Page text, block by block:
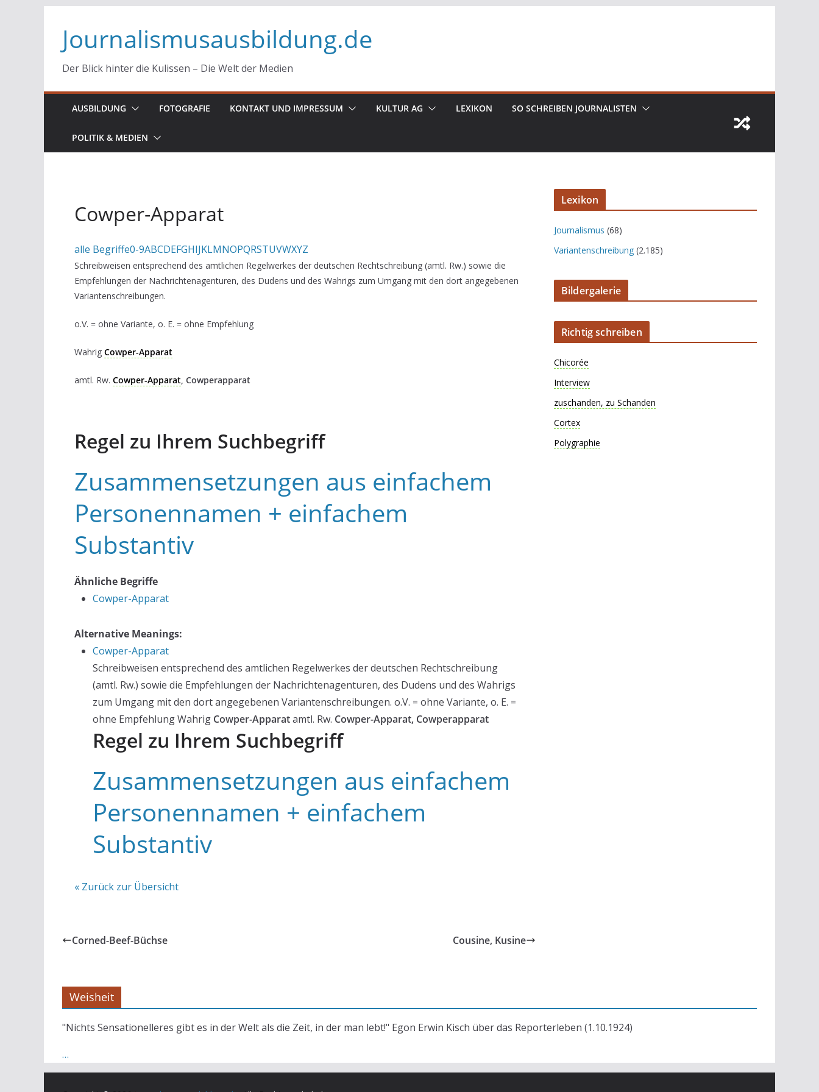
Inhalt
springen
Journalismusausbildung.de
Der Blick hinter die Kulissen – Die Welt der Medien
AUSBILDUNG FOTOGRAFIE KONTAKT UND IMPRESSUM KULTUR AG LEXIKON SO SCHREIBEN JOURNALISTEN
POLITIK & MEDIEN
Cowper-Apparat
alle Begriffe0-9ABCDEFGHIJKLMNOPQRSTUVWXYZ
Schreibweisen entsprechend des amtlichen Regelwerkes der deutschen Rechtschreibung (amtl. Rw.) sowie die
Empfehlungen der Nachrichtenagenturen, des Dudens und des Wahrigs zum Umgang mit den dort angegebenen
Variantenschreibungen.
o.V. = ohne Variante, o. E. = ohne Empfehlung
Wahrig Cowper-Apparat
amtl. Rw. Cowper-Apparat, Cowperapparat
Regel zu Ihrem Suchbegriff
Zusammensetzungen aus einfachem
Personennamen + einfachem
Substantiv
Ähnliche Begriffe
Cowper-Apparat
Alternative Meanings:
Cowper-Apparat
Schreibweisen entsprechend des amtlichen Regelwerkes der deutschen Rechtschreibung
(amtl. Rw.) sowie die Empfehlungen der Nachrichtenagenturen, des Dudens und des Wahrigs
zum Umgang mit den dort angegebenen Variantenschreibungen. o.V. = ohne Variante, o. E. =
ohne Empfehlung Wahrig Cowper-Apparatamtl. Rw. Cowper-Apparat, Cowperapparat
Regel zu Ihrem Suchbegriff
Zusammensetzungen aus einfachem
Personennamen + einfachem
Substantiv
« Zurück zur Übersicht
Corned-Beef-Büchse Cousine, Kusine
Lexikon
Journalismus (68)
Variantenschreibung (2.185)
Bildergalerie
Richtig schreiben
Chicorée
Interview
zuschanden, zu Schanden
Cortex
Polygraphie
Weisheit
"Nichts Sensationelleres gibt es in der Welt als die Zeit, in der man lebt!" Egon Erwin Kisch über das Reporterleben (1.10.1924)
…